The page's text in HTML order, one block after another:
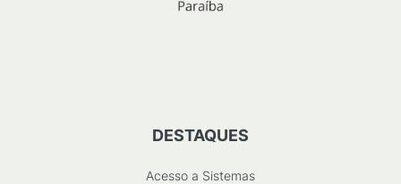
DESTAQUES
Acesso a Sistemas